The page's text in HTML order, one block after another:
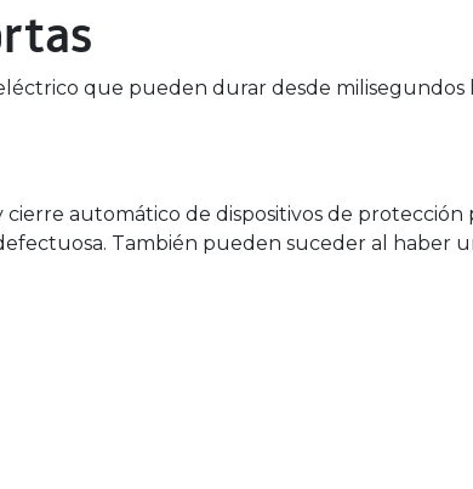
que pueden durar desde milisegundos
automático de dispositivos de protección
También pueden suceder al haber